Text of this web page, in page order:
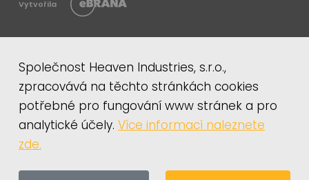
Vytvořila
Společnost Heaven Industries, s.r.o.,
zpracovává na těchto stránkách cookies
potřebné pro fungování www stránek a pro
analytické účely. Více informací naleznete
zde.